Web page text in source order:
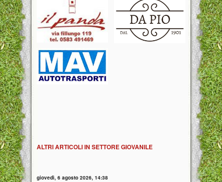
ALTRI ARTICOLI IN SETTORE GIOVANILE
giovedì, 6 agosto 2026, 14:38